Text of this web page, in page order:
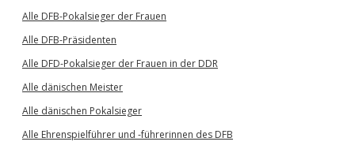
Alle DFB-Pokalsieger der Frauen
Alle DFB-Präsidenten
Alle DFD-Pokalsieger der Frauen in der DDR
Alle dänischen Meister
Alle dänischen Pokalsieger
Alle Ehrenspielführer und -führerinnen des DFB